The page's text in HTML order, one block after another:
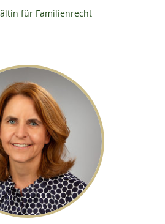
für Familienrecht